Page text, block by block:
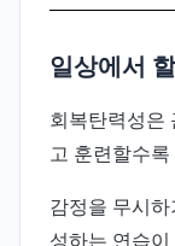
일상에서
회복탄력성은
고 훈련할수
감정을 무시
성하는 연습